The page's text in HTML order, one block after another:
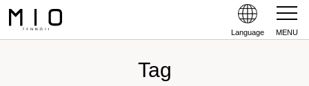
Language MENU
Tag